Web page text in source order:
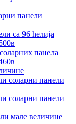
панели
са 96 ћелија
панела
соларни панели
соларни панели
мале величине